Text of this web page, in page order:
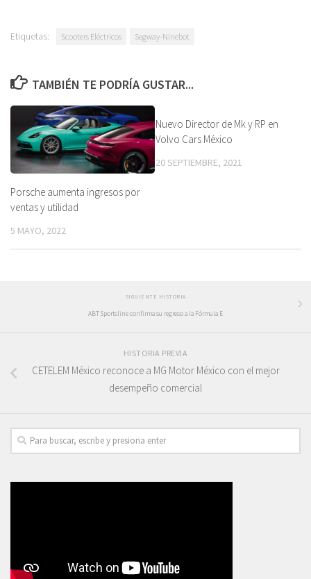
Etiquetas: Scooters Eléctricos Segway-Ninebot
TAMBIÉN TE PODRÍA GUSTAR...
Porsche aumenta ingresos por
ventas y utilidad
5 MAYO, 2022
Nuevo Director de Mk y RP en
Volvo Cars México
20 SEPTIEMBRE, 2021
SIGUIENTE HISTORIA
ABT Sportsline confirma su regreso a la Fórmula E
HISTORIA PREVIA
CETELEM México reconoce a MG Motor México con el mejor
desempeño comercial